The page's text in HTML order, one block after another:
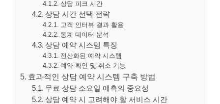
상담 피크 시간
상담 시간 선택 전략
고객 인터뷰 결과 활용
통계 데이터 분석
상담 예약 시스템 특징
전산화된 예약 시스템
예약 확인 및 취소 기능
효과적인 상담 예약 시스템 구축 방법
무료 상담 소요일 예측의 중요성
상담 예약 시 고려해야 할 서비스 시간